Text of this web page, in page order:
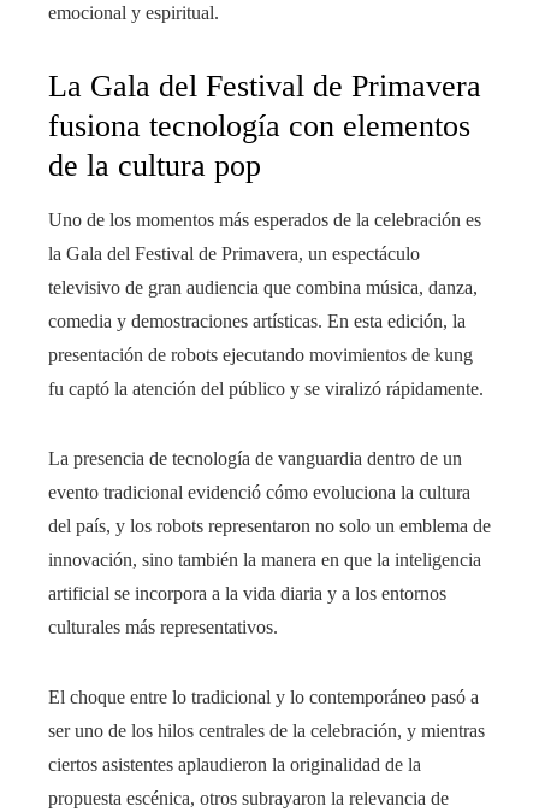
emocional y espiritual.
La Gala del Festival de Primavera
fusiona tecnología con elementos
de la cultura pop
Uno de los momentos más esperados de la celebración es
la Gala del Festival de Primavera, un espectáculo
televisivo de gran audiencia que combina música, danza,
comedia y demostraciones artísticas. En esta edición, la
presentación de robots ejecutando movimientos de kung
fu captó la atención del público y se viralizó rápidamente.
La presencia de tecnología de vanguardia dentro de un
evento tradicional evidenció cómo evoluciona la cultura
del país, y los robots representaron no solo un emblema de
innovación, sino también la manera en que la inteligencia
artificial se incorpora a la vida diaria y a los entornos
culturales más representativos.
El choque entre lo tradicional y lo contemporáneo pasó a
ser uno de los hilos centrales de la celebración, y mientras
ciertos asistentes aplaudieron la originalidad de la
propuesta escénica, otros subrayaron la relevancia de